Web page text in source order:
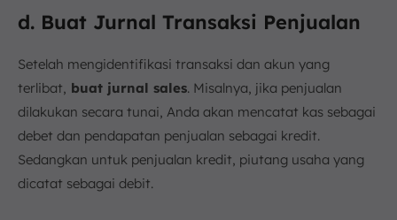
d. Buat Jurnal Transaksi Penjualan
Setelah mengidentifikasi transaksi dan akun yang
terlibat, buat jurnal sales. Misalnya, jika penjualan
dilakukan secara tunai, Anda akan mencatat kas sebagai
debet dan pendapatan penjualan sebagai kredit.
Sedangkan untuk penjualan kredit, piutang usaha yang
dicatat sebagai debit.